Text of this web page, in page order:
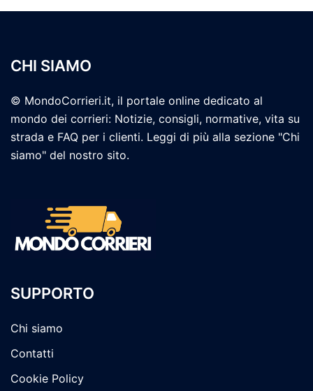
CHI SIAMO
© MondoCorrieri.it, il portale online dedicato al
mondo dei corrieri: Notizie, consigli, normative, vita su
strada e FAQ per i clienti. Leggi di più alla sezione "Chi
siamo" del nostro sito.
SUPPORTO
Chi siamo
Contatti
Cookie Policy